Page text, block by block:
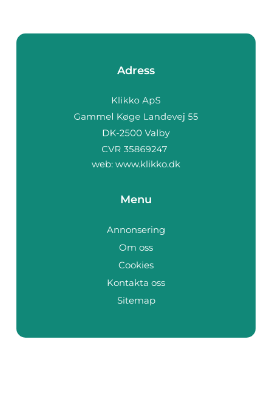
Adress
web: www.klikko.dk
Menu
Annonsering
Om oss
Cookies
Kontakta oss
Sitemap